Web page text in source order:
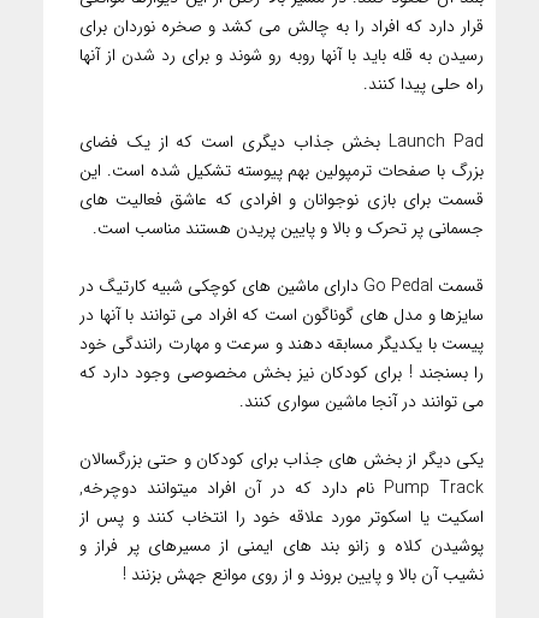
قرار دارد که افراد را به چالش می کشد و صخره نوردان برای
رسیدن به قله باید با آنها روبه رو شوند و برای رد شدن از آنها
راه حلی پیدا کنند.
Launch Pad بخش جذاب دیگری است که از یک فضای
بزرگ با صفحات ترمپولین بهم پیوسته تشکیل شده است. این
قسمت برای بازی نوجوانان و افرادی که عاشق فعالیت های
جسمانی پر تحرک و بالا و پایین پریدن هستند مناسب است.
قسمت Go Pedal دارای ماشین های کوچکی شبیه کارتیگ در
سایزها و مدل های گوناگون است که افراد می توانند با آنها در
پیست با یکدیگر مسابقه دهند و سرعت و مهارت رانندگی خود
را بسنجند ! برای کودکان نیز بخش مخصوصی وجود دارد که
می توانند در آنجا ماشین سواری کنند.
یکی دیگر از بخش های جذاب برای کودکان و حتی بزرگسالان
Pump Track نام دارد که در آن افراد میتوانند دوچرخه,
اسکیت یا اسکوتر مورد علاقه خود را انتخاب کنند و پس از
پوشیدن کلاه و زانو بند های ایمنی از مسیرهای پر فراز و
نشیب آن بالا و پایین بروند و از روی موانع جهش بزنند !